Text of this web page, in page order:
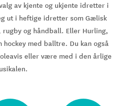
av kjente og ukjente idretter i
ut i heftige idretter som Gælisk
og håndball. Eller Hurling,
hockey med balltre. Du kan også
eller være med i den årlige